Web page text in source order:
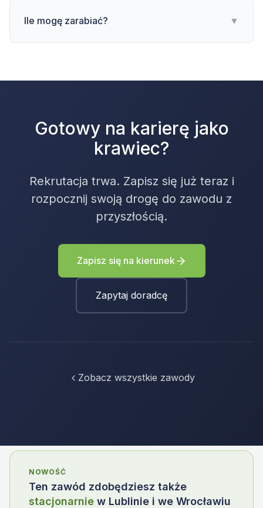
Ile mogę zarabiać? ▼
Gotowy na karierę jako
krawiec?
Rekrutacja trwa. Zapisz się już teraz i
rozpocznij swoją drogę do zawodu z
przyszłością.
Zapisz się na kierunek
Zapytaj doradcę
Zobacz wszystkie zawody
NOWOŚĆ
Ten zawód zdobędziesz także
stacjonarnie w Lublinie i we Wrocławiu